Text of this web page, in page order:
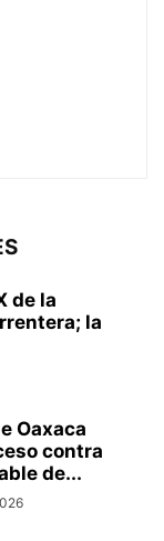
de la
la
Oaxaca
contra
de...